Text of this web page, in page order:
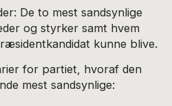
De to mest sandsynlige
og styrker samt hvem
kunne blive.
for partiet, hvoraf den
mest sandsynlige: